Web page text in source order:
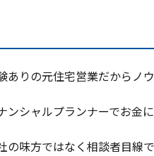
ありの元住宅営業だからノ
ンシャルプランナーでお金
の味方ではなく相談者目線